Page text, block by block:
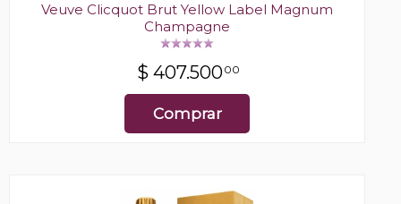
Veuve Clicquot Brut Yellow Label Magnum
Champagne
$ 407.50000
Comprar